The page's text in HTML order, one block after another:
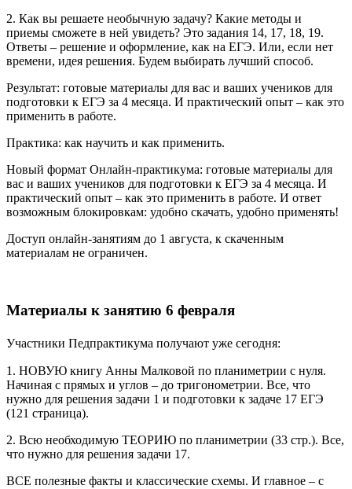
2. Как вы решаете необычную задачу? Какие методы и
приемы сможете в ней увидеть? Это задания 14, 17, 18, 19.
Ответы – решение и оформление, как на ЕГЭ. Или, если нет
времени, идея решения. Будем выбирать лучший способ.
Результат: готовые материалы для вас и ваших учеников для
подготовки к ЕГЭ за 4 месяца. И практический опыт – как это
применить в работе.
Практика: как научить и как применить.
Новый формат Онлайн-практикума: готовые материалы для
вас и ваших учеников для подготовки к ЕГЭ за 4 месяца. И
практический опыт – как это применить в работе. И ответ
возможным блокировкам: удобно скачать, удобно применять!
Доступ онлайн-занятиям до 1 августа, к скаченным
материалам не ограничен.
Материалы к занятию 6 февраля
Участники Педпрактикума получают уже сегодня:
1. НОВУЮ книгу Анны Малковой по планиметрии с нуля.
Начиная с прямых и углов – до тригонометрии. Все, что
нужно для решения задачи 1 и подготовки к задаче 17 ЕГЭ
(121 страница).
2. Всю необходимую ТЕОРИЮ по планиметрии (33 стр.). Все,
что нужно для решения задачи 17.
ВСЕ полезные факты и классические схемы. И главное – с